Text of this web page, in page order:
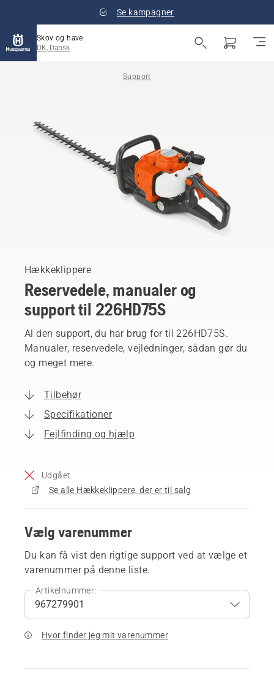
Se kampagner
Skov og have
DK, Dansk
Support
Hækkeklippere
Reservedele, manualer og
support til 226HD75S
Al den support, du har brug for til 226HD75S.
Manualer, reservedele, vejledninger, sådan gør du
og meget mere.
Tilbehør
Specifikationer
Fejlfinding og hjælp
Udgået
Se alle Hækkeklippere, der er til salg
Vælg varenummer
Du kan få vist den rigtige support ved at vælge et
varenummer på denne liste.
Artikelnummer:
Hvor finder jeg mit varenummer